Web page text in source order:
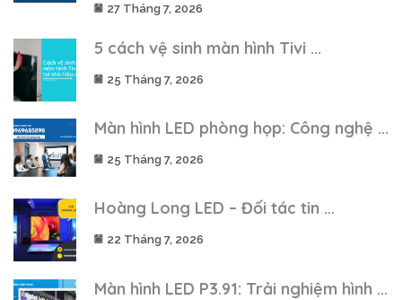
27 Tháng 7, 2026
5 cách vệ sinh màn hình Tivi ...
25 Tháng 7, 2026
Màn hình LED phòng họp: Công nghệ ...
25 Tháng 7, 2026
Hoàng Long LED – Đối tác tin ...
22 Tháng 7, 2026
Màn hình LED P3.91: Trải nghiệm hình ...